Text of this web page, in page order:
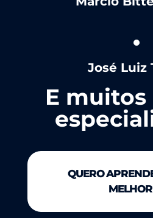
José Luiz
E
QUERO